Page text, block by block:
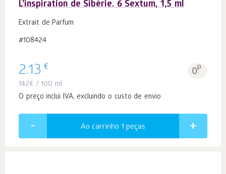
L’inspiration de Sibérie. 6 Sextum, 1,5 ml
Extrait de Parfum
#108424
2.13 € 0p.
142€ / 100 ml
O preço inclui IVA, excluindo o custo de envio
Ao carrinho 1 peças